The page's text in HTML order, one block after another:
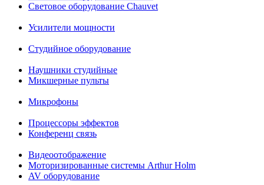
Cветовое оборудование Chauvet
Усилители мощности
Студийное оборудование
Наушники студийные
Микшерные пульты
Микрофоны
Процессоры эффектов
Конференц связь
Видеоотображение
Моторизированные системы Arthur Holm
AV оборудование